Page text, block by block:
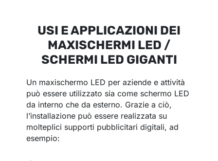
USI E APPLICAZIONI DEI
MAXISCHERMI LED /
SCHERMI LED GIGANTI
Un maxischermo LED per aziende e attività
può essere utilizzato sia come schermo LED
da interno che da esterno. Grazie a ciò,
l’installazione può essere realizzata su
molteplici supporti pubblicitari digitali, ad
esempio: